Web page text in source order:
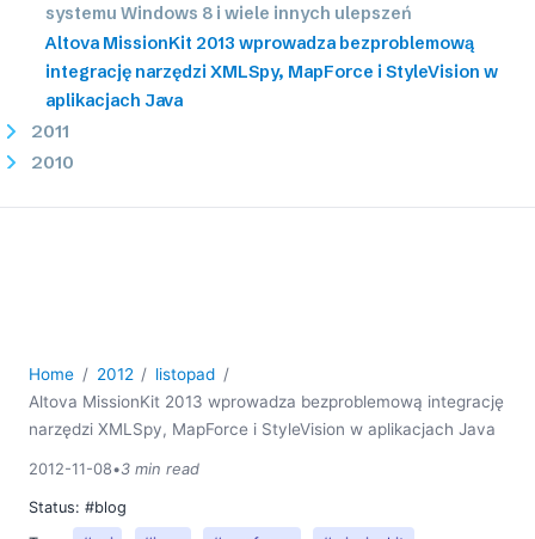
systemu Windows 8 i wiele innych ulepszeń
Altova MissionKit 2013 wprowadza bezproblemową
integrację narzędzi XMLSpy, MapForce i StyleVision w
aplikacjach Java
2011
2010
Home 2012
listopad
Altova MissionKit 2013 wprowadza bezproblemową integrację
narzędzi XMLSpy, MapForce i StyleVision w aplikacjach Java
2012-11-08•3 min read
Status: #blog